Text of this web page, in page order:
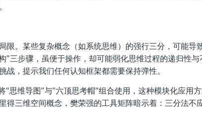
。某些复杂概念（如系统思维）的强行三分，可能导
三步骤，虽便于操作，却可能弱化思维过程的递归性与
，提示我们任何认知框架都需要保持弹性。
思维导图"与"六顶思考帽"组合使用，这种模块化应用
得三维空间概念，樊荣强的工具矩阵暗示着：三分法不